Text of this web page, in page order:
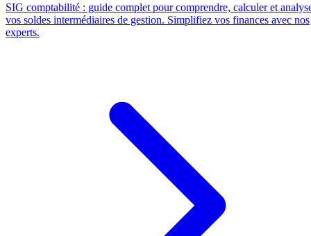
SIG comptabilité : guide complet pour comprendre, calculer et
vos soldes intermédiaires de gestion. Simplifiez vos finances avec nos
experts.